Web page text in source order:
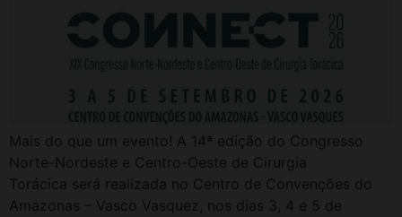
Mais do que um evento! A 14ª edição do Congresso
Norte-Nordeste e Centro-Oeste de Cirurgia
Torácica será realizada no Centro de Convenções do
Amazonas – Vasco Vasquez, nos dias 3, 4 e 5 de